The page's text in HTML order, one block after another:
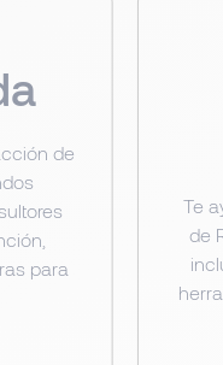
de
para
Te
de